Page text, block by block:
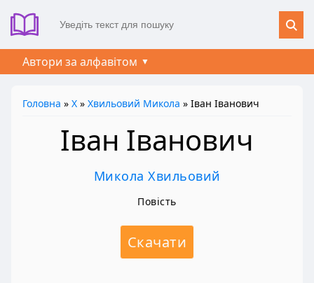
Автори за алфавітом
Головна » Х » Хвильовий Микола » Іван Іванович
Іван Іванович
Микола Хвильовий
Повість
Скачати